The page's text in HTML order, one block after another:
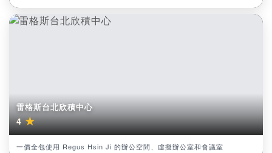
雷格斯台北欣積中心
4★
一價全包使用 Regus Hsin Ji 的辦公空間、虛擬辦公室和會議室